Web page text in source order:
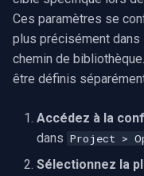
Ces paramètres se
plus précisément dans
chemin de
être définis
Accédez à la
dans Project >
Sélectionnez la